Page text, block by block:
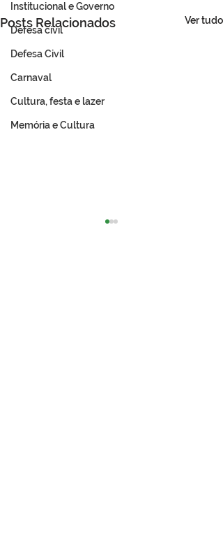
Institucional e Governo
Defesa cívil
Defesa Civil
Carnaval
Cultura, festa e lazer
Memória e Cultura
Posts Relacionados Ver tudo